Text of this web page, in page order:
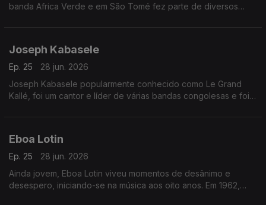
banda Africa Verde e em São Tomé fez parte de diversos
Joseph Kabasele
Ep. 25
28 jun. 2026
Joseph Kabasele popularmente conhecido como Le Grand
Kallé, foi um cantor e líder de várias bandas congolesas e foi
Eboa Lotin
Ep. 25
28 jun. 2026
Ainda jovem, Eboa Lotin viveu momentos de desânimo e
desespero, iniciando-se na música aos oito anos. Em 1962,